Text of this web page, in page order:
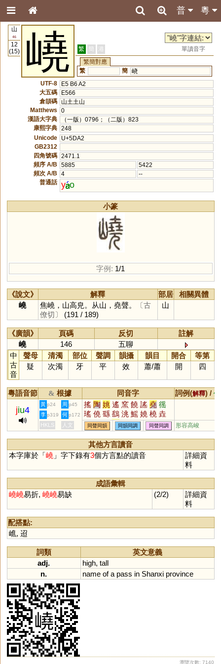
粵
普
山
46
12
(15)
嶢 繁 簡 港
單讀音字
繁簡對應
繁
簡 峣
UTF-8
E5 B6 A2
大五碼
E566
倉頡碼
山土土山
Matthews
0
漢語大字典
（一版）0796；（二版）823
康熙字典 248
Unicode
U+5DA2
GB2312
四角號碼 2471.1
頻序 A/B
5885
5422
頻次 A/B
4
--
普通話 y o
小篆
字例: 1/1
《說文》 解釋 部居
相關異體
嶢
焦嶢，山高皃。从山，堯聲。
〔古
僚切〕
(191 / 189)
山
《廣韻》 頁碼 反切
註解
嶢
146
五聊
中
古
音
聲母 清濁 部位 聲調 韻攝 韻目 開合
等第
疑
次濁 牙 平 效 蕭/蕭 開 四
粵語音節 & 根據 同音字 詞例(解釋) /
jiu4
黃 p24 周 p45 搖 陶 姚 遙 窯 饒 謠 堯 徭
瑤 僥 繇 鷂 洮 鰩 嬈 橈 垚
猺 蟯 軺 䌛 脁 媱 愮 傜 珧
銚 榣 蕘 颻 襓 嗂 顤 摿 烑
穘
李 p319 何 p172
HKLS 人文 同聲同韻 同韻同調 同聲同調 形容高峻
其他方言讀音
本字庫於「嶢 」字下錄有3個方言點的讀音
詳細資
料
成語彙輯
嶢嶢易折, 嶢嶢易缺 (2/2)
詳細資
料
配搭點:
嶕, 迢
詞類
英文意義
adj.
high, tall
n.
name of a pass in Shanxi province
瀏覽次數: 7140